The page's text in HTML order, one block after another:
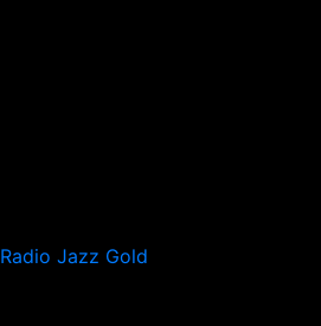
Radio Jazz Gold